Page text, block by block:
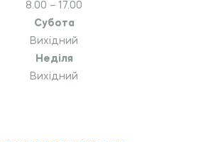
8.00 – 17.00
Субота
Вихідний
Неділя
Вихідний